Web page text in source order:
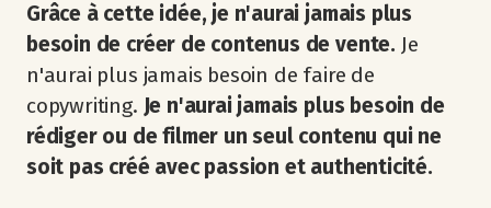
Grâce à cette idée, je n'aurai jamais plus
besoin de créer de contenus de vente. Je
n'aurai plus jamais besoin de faire de
copywriting. Je n'aurai jamais plus besoin de
rédiger ou de filmer un seul contenu qui ne
soit pas créé avec passion et authenticité.